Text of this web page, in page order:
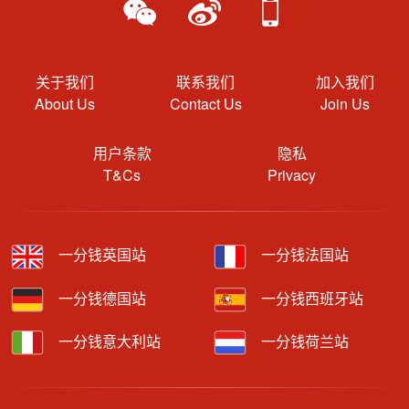
关于我们
About Us
联系我们
Contact Us
加入我们
Join Us
用户条款
T&Cs
隐私
Privacy
一分钱英国站 一分钱法国站
一分钱德国站 一分钱西班牙站
一分钱意大利站 一分钱荷兰站